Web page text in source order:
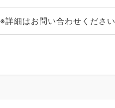
※詳細はお問い合わせください